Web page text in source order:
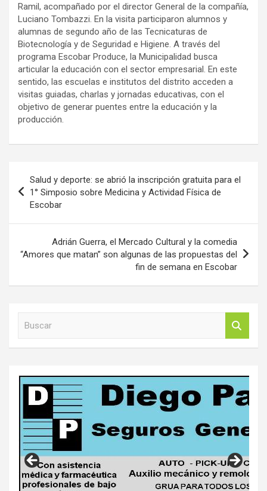
Ramil, acompañado por el director General de la compañía,
Luciano Tombazzi. En la visita participaron alumnos y
alumnas de segundo año de las Tecnicaturas de
Biotecnología y de Seguridad e Higiene. A través del
programa Escobar Produce, la Municipalidad busca
articular la educación con el sector empresarial. En este
sentido, las escuelas e institutos del distrito acceden a
visitas guiadas, charlas y jornadas educativas, con el
objetivo de generar puentes entre la educación y la
producción.
de
entradas
Salud y deporte: se abrió la inscripción gratuita para el
1° Simposio sobre Medicina y Actividad Física de
Escobar
Adrián Guerra, el Mercado Cultural y la comedia
“Amores que matan” son algunas de las propuestas del
fin de semana en Escobar
r